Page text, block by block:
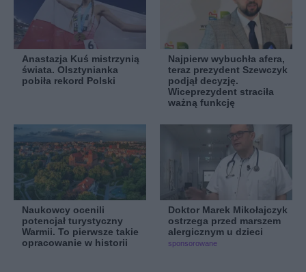
Anastazja Kuś mistrzynią
świata. Olsztynianka
pobiła rekord Polski
Najpierw wybuchła afera,
teraz prezydent Szewczyk
podjął decyzję.
Wiceprezydent straciła
ważną funkcję
Naukowcy ocenili
potencjał turystyczny
Warmii. To pierwsze takie
opracowanie w historii
Doktor Marek Mikołajczyk
ostrzega przed marszem
alergicznym u dzieci
sponsorowane